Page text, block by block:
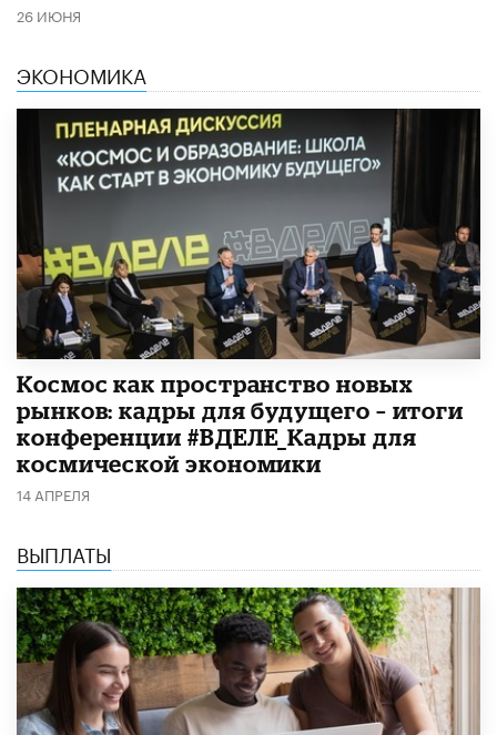
26 ИЮНЯ
ЭКОНОМИКА
Космос как пространство новых
рынков: кадры для будущего – итоги
конференции #ВДЕЛЕ_Кадры для
космической экономики
14 АПРЕЛЯ
ВЫПЛАТЫ